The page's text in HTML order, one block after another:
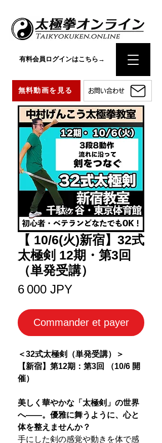
お問い合わせ
無料動画を見る
有料会員ログインはこちら→
【 10/6(火)新宿】32式
太極剣 12期・第3回
（単発受講）
6 000 JPYPrix
Commander et payer
＜32式太極剣（単発受講）＞
【新宿】第12期：第3回 （10/6 開
催）
美しく華やかな「太極剣」の世界
へ――。優雅に舞うように、心と
体を整えませんか？
手にした剣の感覚や動きを体で感